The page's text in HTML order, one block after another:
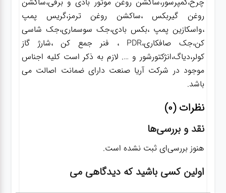
روغن گیربکس ،ساکشن روغن ترمز،گریس پمپ
،واسکازین پمپ ،بکس بادی،جک سوسماری،جک شاسی
کن،جک صافکاری،PDR ، فنر جمع کن ،شارژ گاز
کولر،دیاگ،انژکتورشور و …. لازم به ذکر است کلیه اجناس
موجود در شرکت آریا صنعت دارای ضمانت اصالت می
باشد.
نظرات (0)
نقد و بررسی‌ها
هنوز بررسی‌ای ثبت نشده است.
اولین کسی باشید که دیدگاهی می